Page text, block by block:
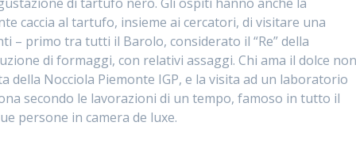
caccia al tartufo, insieme ai cercatori, di visitare una
– primo tra tutti il Barolo, considerato il “Re” della
di formaggi, con relativi assaggi. Chi ama il dolce non
della Nocciola Piemonte IGP, e la visita ad un laboratorio
secondo le lavorazioni di un tempo, famoso in tutto il
persone in camera de luxe.